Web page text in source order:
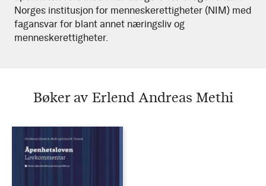
Norges institusjon for menneskerettigheter (NIM) med
fagansvar for blant annet næringsliv og
menneskerettigheter.
Bøker av Erlend Andreas Methi